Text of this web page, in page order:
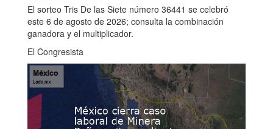
El sorteo Tris De las Siete número 36441 se celebró
este 6 de agosto de 2026; consulta la combinación
ganadora y el multiplicador.
El Congresista